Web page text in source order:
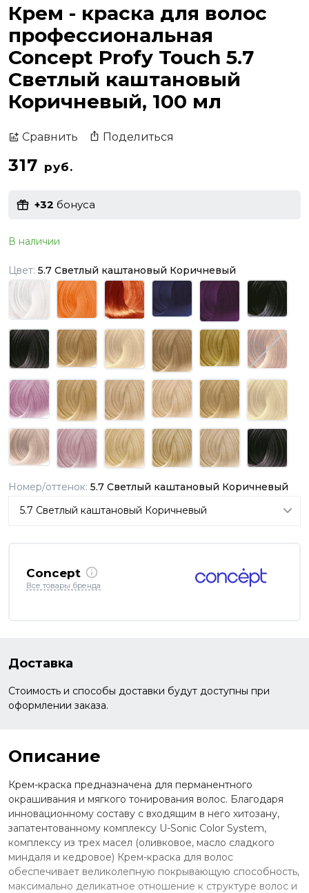
Крем - краска для волос
профессиональная
Concept Profy Touch 5.7
Светлый каштановый
Коричневый, 100 мл
Сравнить Поделиться
317 руб.
+32 бонуса
В наличии
Цвет: 5.7 Светлый каштановый Коричневый
Номер/оттенок: 5.7 Светлый каштановый Коричневый
Concept
Все товары бренда
Доставка
Стоимость и способы доставки будут доступны при
оформлении заказа.
Описание
Крем-краска предназначена для перманентного
окрашивания и мягкого тонирования волос. Благодаря
инновационному составу с входящим в него хитозану,
запатентованному комплексу U-Sonic Color System,
комплексу из трех масел (оливковое, масло сладкого
миндаля и кедровое) Крем-краска для волос
обеспечивает великолепную покрывающую способность,
максимально деликатное отношение к структуре волос и